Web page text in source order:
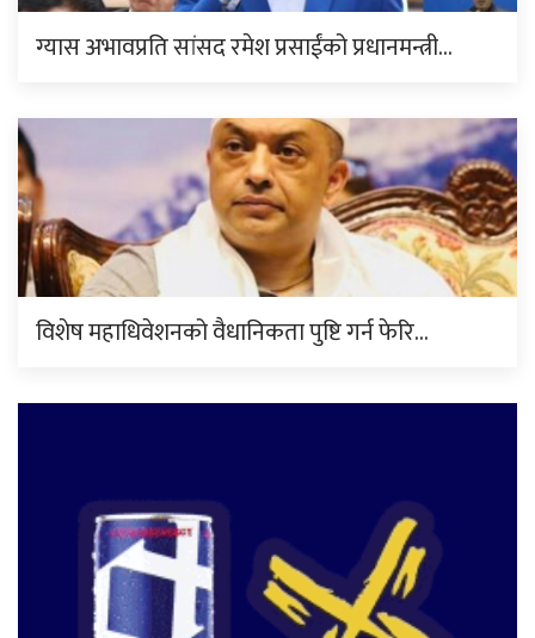
ग्यास अभावप्रति सांसद रमेश प्रसाईंको प्रधानमन्त्री…
विशेष महाधिवेशनको वैधानिकता पुष्टि गर्न फेरि…